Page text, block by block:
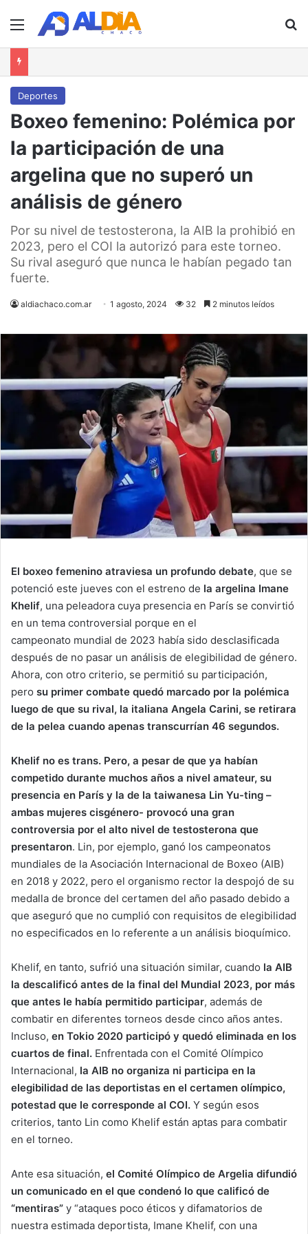
Menú
Deportes
Boxeo femenino: Polémica por
la participación de una
argelina que no superó un
análisis de género
Por su nivel de testosterona, la AIB la prohibió en
2023, pero el COI la autorizó para este torneo.
Su rival aseguró que nunca le habían pegado tan
fuerte.
aldiachaco.com.ar 1 agosto, 2024 32 2 minutos leídos
El boxeo femenino atraviesa un profundo debate, que se
potenció este jueves con el estreno de la argelina Imane
Khelif, una peleadora cuya presencia en París se convirtió
en un tema controversial porque en el
campeonato mundial de 2023 había sido desclasificada
después de no pasar un análisis de elegibilidad de género.
Ahora, con otro criterio, se permitió su participación,
pero su primer combate quedó marcado por la polémica
luego de que su rival, la italiana Angela Carini, se retirara
de la pelea cuando apenas transcurrían 46 segundos.
Khelif no es trans. Pero, a pesar de que ya habían
competido durante muchos años a nivel amateur, su
presencia en París y la de la taiwanesa Lin Yu-ting –
ambas mujeres cisgénero- provocó una gran
controversia por el alto nivel de testosterona que
presentaron. Lin, por ejemplo, ganó los campeonatos
mundiales de la Asociación Internacional de Boxeo (AIB)
en 2018 y 2022, pero el organismo rector la despojó de su
medalla de bronce del certamen del año pasado debido a
que aseguró que no cumplió con requisitos de elegibilidad
no especificados en lo referente a un análisis bioquímico.
Khelif, en tanto, sufrió una situación similar, cuando la AIB
la descalificó antes de la final del Mundial 2023, por más
que antes le había permitido participar, además de
combatir en diferentes torneos desde cinco años antes.
Incluso, en Tokio 2020 participó y quedó eliminada en los
cuartos de final. Enfrentada con el Comité Olímpico
Internacional, la AIB no organiza ni participa en la
elegibilidad de las deportistas en el certamen olímpico,
potestad que le corresponde al COI. Y según esos
criterios, tanto Lin como Khelif están aptas para combatir
en el torneo.
Ante esa situación, el Comité Olímpico de Argelia difundió
un comunicado en el que condenó lo que calificó de
“mentiras” y “ataques poco éticos y difamatorios de
nuestra estimada deportista, Imane Khelif, con una